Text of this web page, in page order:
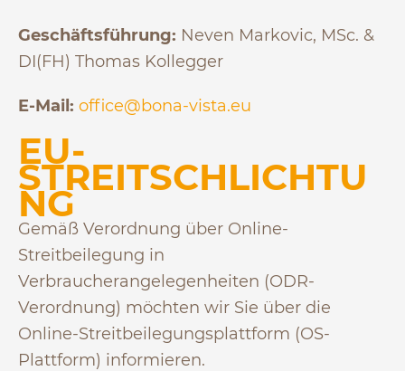
Geschäftsführung: Neven Markovic, MSc. &
DI(FH) Thomas Kollegger
E-Mail: office@bona-vista.eu
EU-
STREITSCHLICHTU
NG
Gemäß Verordnung über Online-
Streitbeilegung in
Verbraucherangelegenheiten (ODR-
Verordnung) möchten wir Sie über die
Online-Streitbeilegungsplattform (OS-
Plattform) informieren.